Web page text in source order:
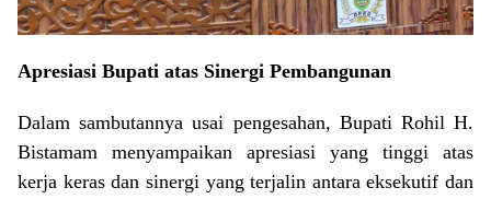
Apresiasi Bupati atas Sinergi Pembangunan
Dalam sambutannya usai pengesahan, Bupati Rohil H.
Bistamam menyampaikan apresiasi yang tinggi atas
kerja keras dan sinergi yang terjalin antara eksekutif dan